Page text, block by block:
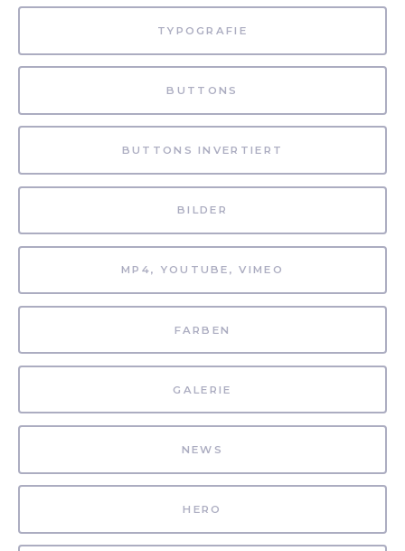
TYPOGRAFIE
BUTTONS
BUTTONS INVERTIERT
BILDER
MP4, YOUTUBE, VIMEO
FARBEN
GALERIE
NEWS
HERO